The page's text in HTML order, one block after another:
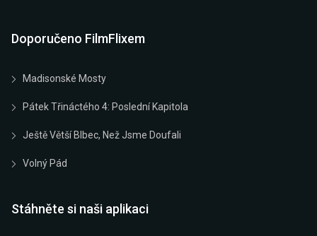
Doporučeno FilmFlixem
Madisonské Mosty
Pátek Třináctého 4: Poslední Kapitola
Ještě Větší Blbec, Než Jsme Doufali
Volný Pád
Stáhněte si naši aplikaci